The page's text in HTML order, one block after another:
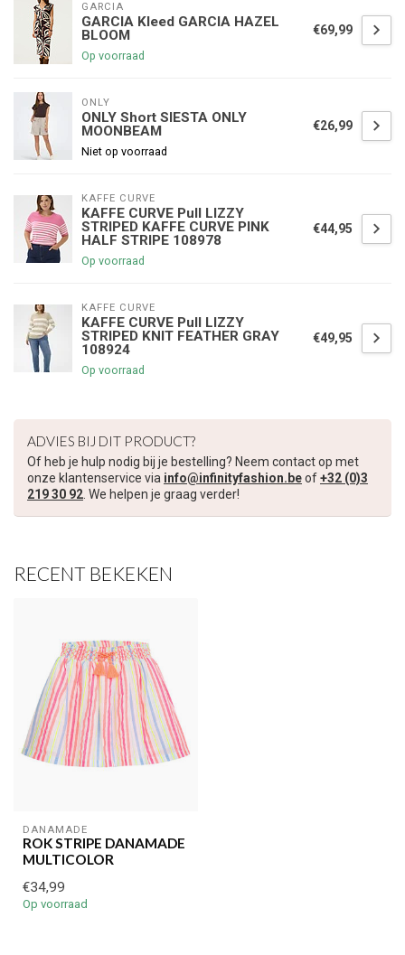
GARCIA
GARCIA Kleed GARCIA HAZEL
BLOOM
Op voorraad
€69,99
ONLY
ONLY Short SIESTA ONLY
MOONBEAM
Niet op voorraad
€26,99
KAFFE CURVE
KAFFE CURVE Pull LIZZY
STRIPED KAFFE CURVE PINK
HALF STRIPE 108978
Op voorraad
€44,95
KAFFE CURVE
KAFFE CURVE Pull LIZZY
STRIPED KNIT FEATHER GRAY
108924
Op voorraad
€49,95
ADVIES BIJ DIT PRODUCT?
Of heb je hulp nodig bij je bestelling? Neem contact op met
onze klantenservice via info@infinityfashion.beof+32 (0)3
219 30 92. We helpen je graag verder!
RECENT BEKEKEN
DANAMADE
ROK STRIPE DANAMADE
MULTICOLOR
€34,99
Op voorraad
€5,00 korting op je volgende bestelling
volgende aankoop! 😀